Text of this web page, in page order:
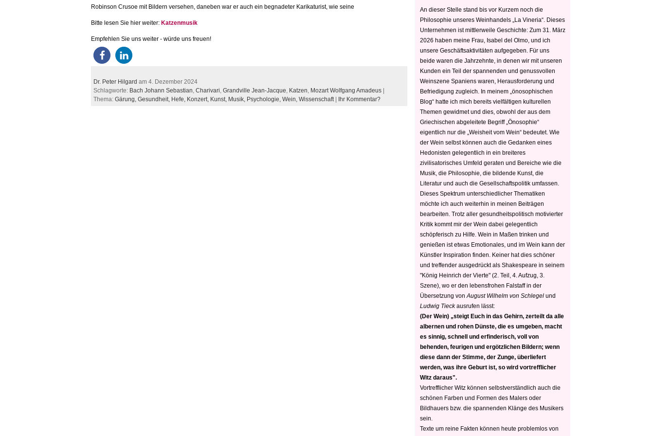
Robinson Crusoe mit Bildern versehen, daneben war er auch ein begnadeter Karikaturist, wie seine
Bitte lesen Sie hier weiter: Katzenmusik
Empfehlen Sie uns weiter - würde uns freuen!
Dr. Peter Hilgard am 4. Dezember 2024
Schlagworte: Bach Johann Sebastian Charivari Grandville Jean-Jacque Katzen Mozart Wolfgang Amadeus |
Thema: Gärung, Gesundheit, Hefe, Konzert, Kunst, Musik, Psychologie, Wein, Wissenschaft | Ihr Kommentar?
An dieser Stelle stand bis vor Kurzem noch die
Philosophie unseres Weinhandels „La Vineria“. Dieses
Unternehmen ist mittlerweile Geschichte: Zum 31. März
2026 haben meine Frau, Isabel del Olmo, und ich
unsere Geschäftsaktivitäten aufgegeben. Für uns
beide waren die Jahrzehnte, in denen wir mit unseren
Kunden ein Teil der spannenden und genussvollen
Weinszene Spaniens waren, Herausforderung und
Befriedigung zugleich. In meinem „önosophischen
Blog“ hatte ich mich bereits vielfältigen kulturellen
Themen gewidmet und dies, obwohl der aus dem
Griechischen abgeleitete Begriff „Önosophie“
eigentlich nur die „Weisheit vom Wein“ bedeutet. Wie
der Wein selbst können auch die Gedanken eines
Hedonisten gelegentlich in ein breiteres
zivilisatorisches Umfeld geraten und Bereiche wie die
Musik, die Philosophie, die bildende Kunst, die
Literatur und auch die Gesellschaftspolitik umfassen.
Dieses Spektrum unterschiedlicher Thematiken
möchte ich auch weiterhin in meinen Beiträgen
bearbeiten. Trotz aller gesundheitspolitisch motivierter
Kritik kommt mir der Wein dabei gelegentlich
schöpferisch zu Hilfe. Wein in Maßen trinken und
genießen ist etwas Emotionales, und im Wein kann der
Künstler Inspiration finden. Keiner hat dies schöner
und treffender ausgedrückt als Shakespeare in seinem
"König Heinrich der Vierte" (2. Teil, 4. Aufzug, 3.
Szene), wo er den lebensfrohen Falstaff in der
Übersetzung von August Wilhelm von Schlegel und
Ludwig Tieckausrufen lässt:
(Der Wein) „steigt Euch in das Gehirn, zerteilt da alle
albernen und rohen Dünste, die es umgeben, macht
es sinnig, schnell und erfinderisch, voll von
behenden, feurigen und ergötzlichen Bildern; wenn
diese dann der Stimme, der Zunge, überliefert
werden, was ihre Geburt ist, so wird vortrefflicher
Witz daraus".
Vortrefflicher Witz können selbstverständlich auch die
schönen Farben und Formen des Malers oder
Bildhauers bzw. die spannenden Klänge des Musikers
sein.
Texte um reine Fakten können heute problemlos von